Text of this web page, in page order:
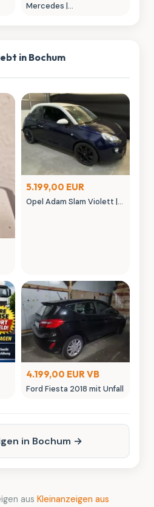
Mercedes |
in Bochum
5.199,00 EUR
Opel Adam Slam Violett |
4.199,00 EUR VB
Ford Fiesta 2018 mit Unfall
in Bochum →
aus Kleinanzeigen aus